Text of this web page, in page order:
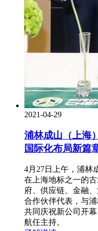
2021-04-29
浦林成山（上海
国际化布局新篇
4月27日上午，浦林
在上海地标之一的
府、供应链、金融
合作伙伴代表，与
共同庆祝新公司开
航任主持。